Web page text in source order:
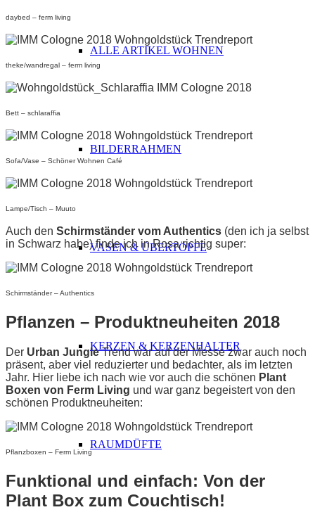
ALLE ARTIKEL WOHNEN
BILDERRAHMEN
VASEN & ÜBERTÖPFE
KERZEN & KERZENHALTER
RAUMDÜFTE
daybed – ferm living
theke/wandregal – ferm living
Bett – schlaraffia
Sofa/Vase – Schöner Wohnen Café
Lampe/Tisch – Muuto
Auch den Schirmständer vom Authentics (den ich ja selbst
in Schwarz habe) finde ich in Rosa richtig super:
Schirmständer – Authentics
Pflanzen – Produktneuheiten 2018
Der Urban JungleTrend war auf der Messe zwar auch noch
präsent, aber viel reduzierter und bedachter, als im letzten
Jahr. Hier liebe ich nach wie vor auch die schönen Plant
Boxen von Ferm Living und war ganz begeistert von den
schönen Produktneuheiten:
Pflanzboxen – Ferm Living
Funktional und einfach: Von der
Plant Box zum Couchtisch!